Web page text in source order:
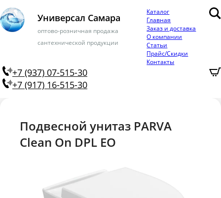
Универсал Самара
оптово-розничная продажа
сантехнической продукции
Каталог
Главная
Заказ и доставка
О компании
Статьи
Прайс/Скидки
Контакты
+7 (937) 07-515-30
+7 (917) 16-515-30
Подвесной унитаз PARVA
Clean On DPL EO